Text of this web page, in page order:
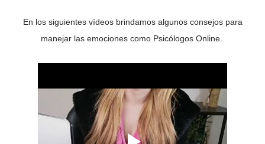
En los siguientes vídeos brindamos algunos consejos para
manejar las emociones como Psicólogos Online.